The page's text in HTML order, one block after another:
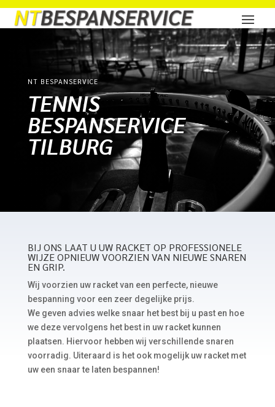
NT BESPANSERVICE
TENNIS
BESPANSERVICE
TILBURG
BIJ ONS LAAT U UW RACKET OP PROFESSIONELE
WIJZE OPNIEUW VOORZIEN VAN NIEUWE SNAREN
EN GRIP.
Wij voorzien uw racket van een perfecte, nieuwe
bespanning voor een zeer degelijke prijs.
We geven advies welke snaar het best bij u past en hoe
we deze vervolgens het best in uw racket kunnen
plaatsen. Hiervoor hebben wij verschillende snaren
voorradig. Uiteraard is het ook mogelijk uw racket met
uw een snaar te laten bespannen!